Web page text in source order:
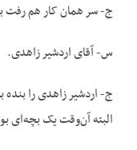
ج- سر همان کار هم رفت
س- آقای اردشیر زاهدی.
ج- اردشیر زاهدی را
البته آن‌وقت یک بچه‌ای